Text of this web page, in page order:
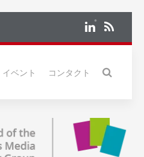
イベント コンタクト